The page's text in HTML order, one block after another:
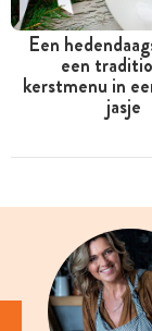
Een
een
kerstmenu in
jasje